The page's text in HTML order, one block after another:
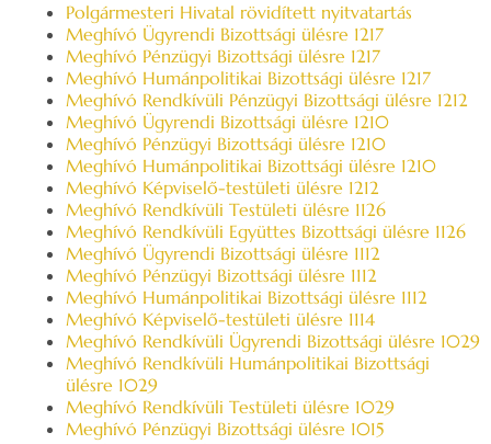
Polgármesteri Hivatal rövidített nyitvatartás
Meghívó Ügyrendi Bizottsági ülésre 1217
Meghívó Pénzügyi Bizottsági ülésre 1217
Meghívó Humánpolitikai Bizottsági ülésre 1217
Meghívó Rendkívüli Pénzügyi Bizottsági ülésre 1212
Meghívó Ügyrendi Bizottsági ülésre 1210
Meghívó Pénzügyi Bizottsági ülésre 1210
Meghívó Humánpolitikai Bizottsági ülésre 1210
Meghívó Képviselő-testületi ülésre 1212
Meghívó Rendkívüli Testületi ülésre 1126
Meghívó Rendkívüli Együttes Bizottsági ülésre 1126
Meghívó Ügyrendi Bizottsági ülésre 1112
Meghívó Pénzügyi Bizottsági ülésre 1112
Meghívó Humánpolitikai Bizottsági ülésre 1112
Meghívó Képviselő-testületi ülésre 1114
Meghívó Rendkívüli Ügyrendi Bizottsági ülésre 1029
Meghívó Rendkívüli Humánpolitikai Bizottsági
ülésre 1029
Meghívó Rendkívüli Testületi ülésre 1029
Meghívó Pénzügyi Bizottsági ülésre 1015